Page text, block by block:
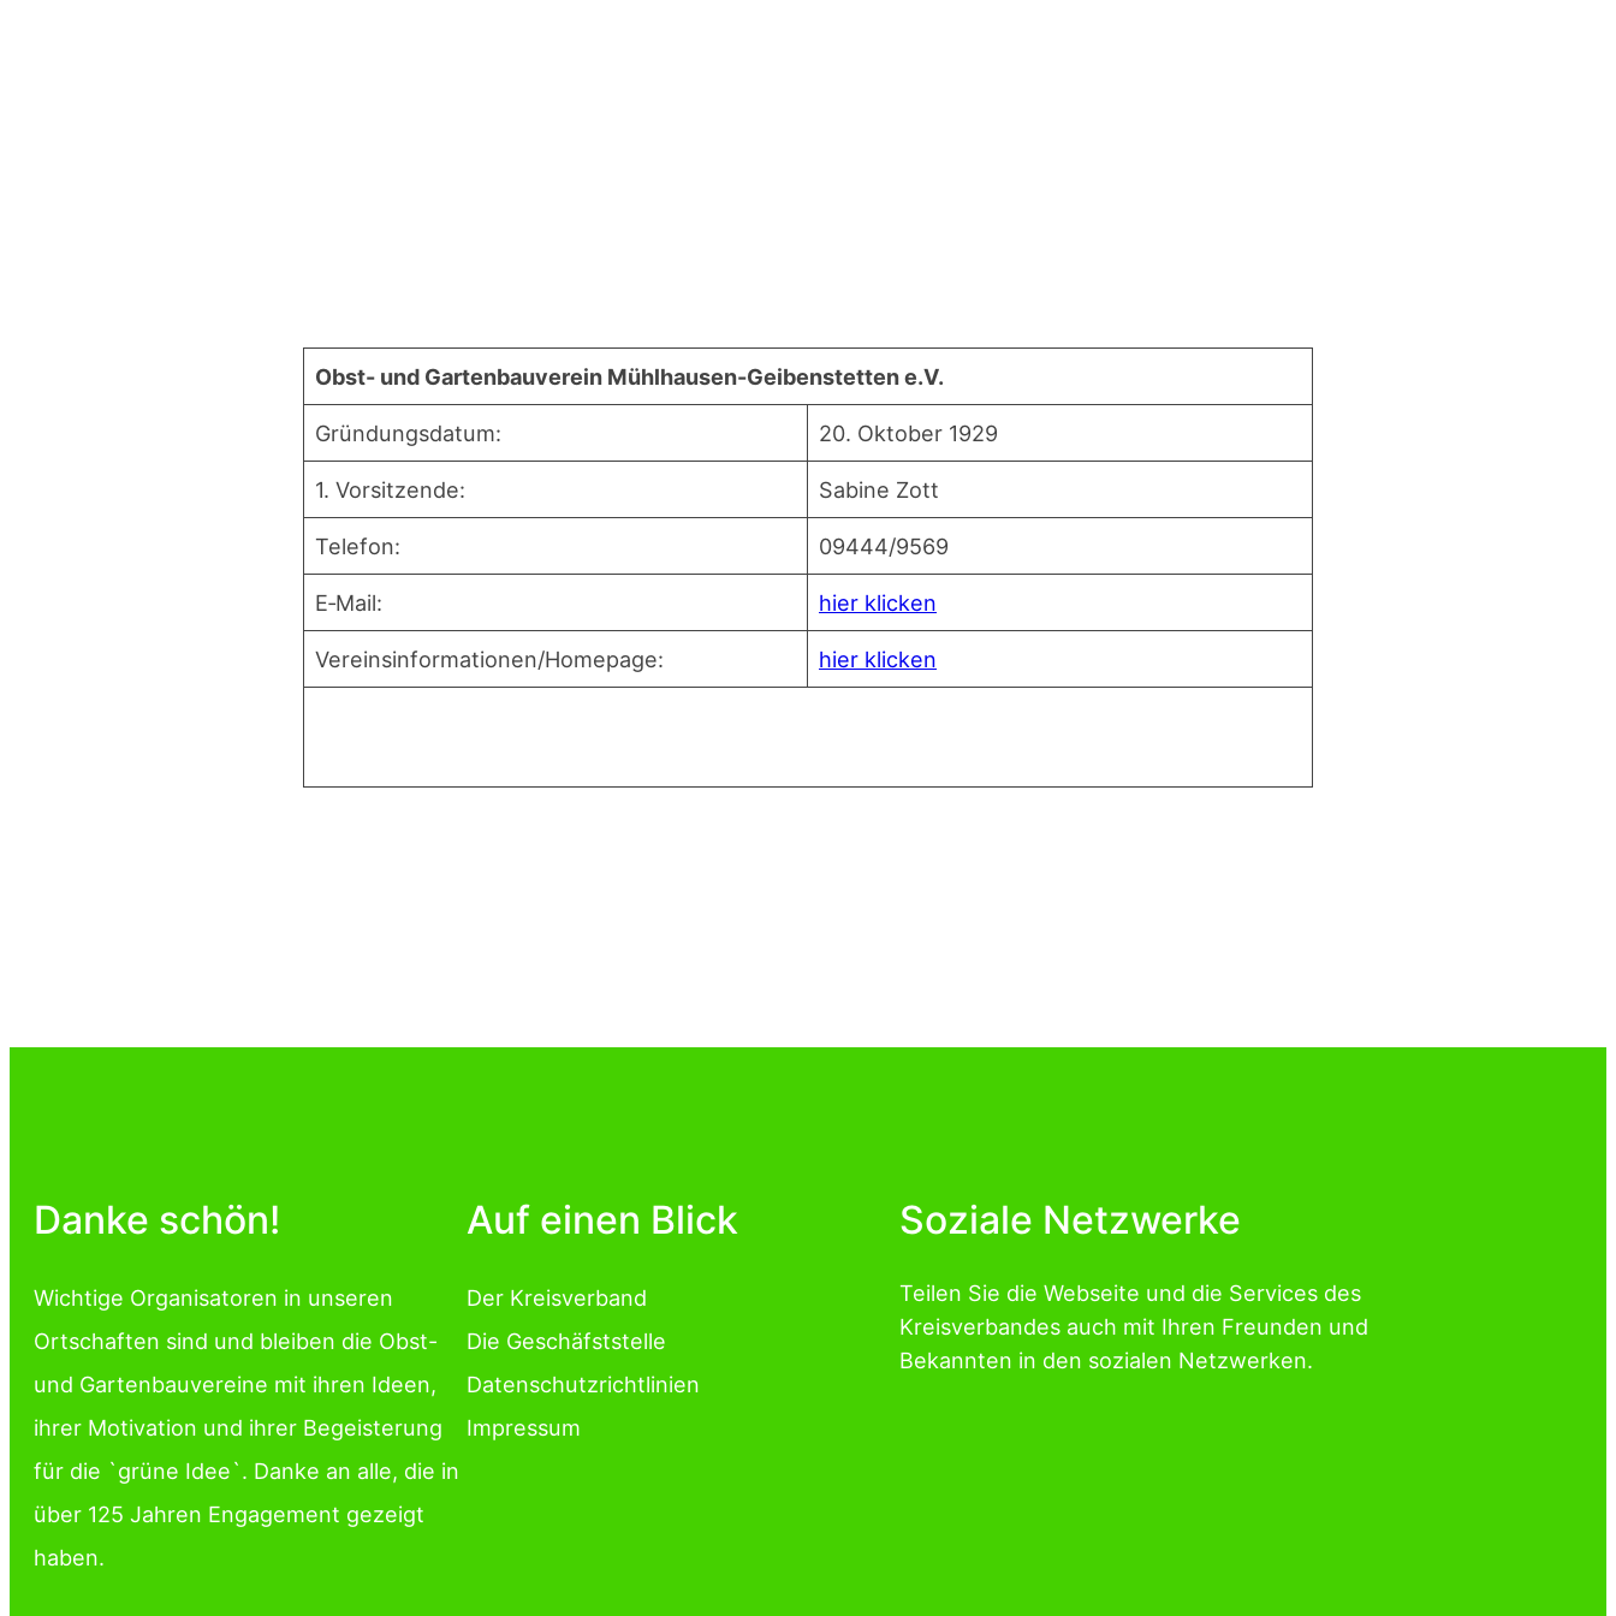
Obst- und Gar­ten­bau­ver­ein Mühl­hau­sen-Gei­ben­stet­ten e.V.
Grün­dungs­da­tum: 20. Okto­ber 1929
1. Vor­sit­zen­de: Sabi­ne Zott
Tele­fon: 09444/9569
E‑Mail: hier kli­cken
Vereinsinformationen/Homepage: hier kli­cken
Danke schön!
Wichtige Organisatoren in unseren
Ortschaften sind und bleiben die Obst-
und Gartenbauvereine mit ihren Ideen,
ihrer Motivation und ihrer Begeisterung
für die `grüne Idee`. Danke an alle, die in
über 125 Jahren Engagement gezeigt
haben.
Auf einen Blick
Der Kreisverband
Die Geschäfststelle
Datenschutzrichtlinien
Impressum
Soziale Netzwerke
Teilen Sie die Webseite und die Services des
Kreisverbandes auch mit Ihren Freunden und
Bekannten in den sozialen Netzwerken.